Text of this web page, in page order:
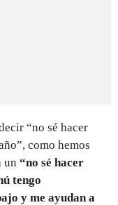
“no sé hacer
como hemos
un “no sé hacer
tengo
y me ayudan a